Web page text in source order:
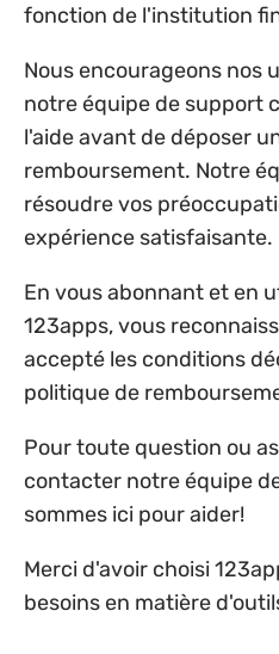
fonction de l'institution
Nous encourageons nos
notre équipe de support
l'aide avant de déposer
remboursement. Notre
résoudre vos
expérience satisfaisante.
En vous abonnant et en
123apps, vous
accepté les conditions
politique de
Pour toute question ou
contacter notre équipe
sommes ici pour aider!
Merci d'avoir choisi
besoins en matière